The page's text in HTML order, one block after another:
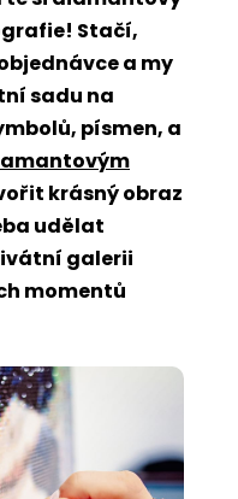
Stačí,
a my
sadu na
písmen, a
krásný obraz
udělat
galerii
momentů